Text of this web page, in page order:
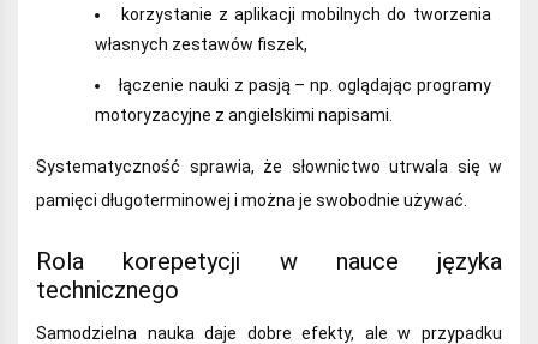
korzystanie z aplikacji mobilnych do tworzenia
własnych zestawów fiszek,
łączenie nauki z pasją – np. oglądając programy
motoryzacyjne z angielskimi napisami.
Systematyczność sprawia, że słownictwo utrwala się w
pamięci długoterminowej i można je swobodnie używać.
Rola korepetycji w nauce języka
technicznego
Samodzielna nauka daje dobre efekty, ale w przypadku